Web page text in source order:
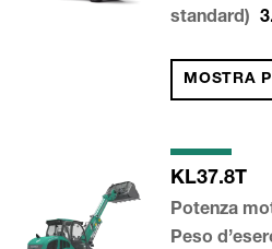
standard)
MOSTRA
KL37.8T
Potenza
Peso